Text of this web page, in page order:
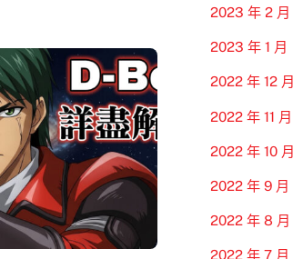
2023 年 2 月
2023 年 1 月
2022 年 12 月
2022 年 11 月
2022 年 10 月
2022 年 9 月
2022 年 8 月
2022 年 7 月